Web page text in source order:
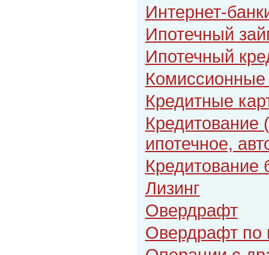
Интернет-
Ипотечный
Ипотечный
Кредитные
Кредитование
ипотечное,
Кредитование
Лизинг
Овердрафт
Овердрафт по